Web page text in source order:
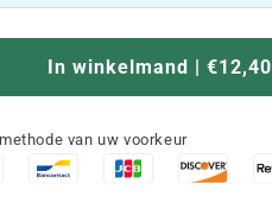
In winkelmand | €12,40
van uw voorkeur